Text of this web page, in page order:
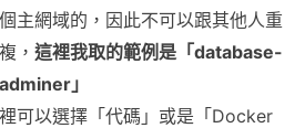
個主網域的，因此不可以跟其他人重
複， 這裡我取的範例是「database-
adminer」
可以選擇「代碼」或是「Docker